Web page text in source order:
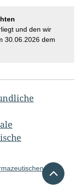
und den wir
30.06.2026 dem